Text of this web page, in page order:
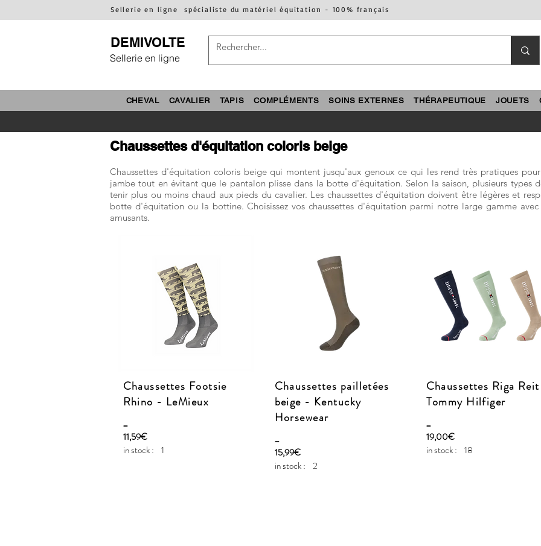
Sellerie en ligne spécialiste du matériel équitation - 100% français
DEMIVOLTE
Sellerie en ligne
CHEVAL CAVALIER TAPIS COMPLÉMENTS SOINS EXTERNES THÉRAPEUTIQUE JOUETS
Chaussettes d'équitation coloris beige
Chaussettes d'équitation coloris beige qui montent jusqu'aux genoux ce qui les rend très pratiques
jambe tout en évitant que le pantalon plisse dans la botte d'équitation. Selon la saison, plusieurs types
tenir plus ou moins chaud aux pieds du cavalier. Les chaussettes d'équitation doivent être légères et
botte d'équitation ou la bottine. Choisissez vos chaussettes d'équitation parmi notre large gamme
amusants.
Chaussettes Footsie
Rhino - LeMieux
_
11,59€
in stock : 1
Chaussettes pailletées
beige - Kentucky
Horsewear
_
15,99€
in stock :
2
Chaussettes Riga
Tommy Hilfiger
_
19,00€
in stock : 18